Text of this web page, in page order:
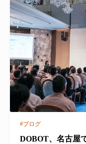
#ブログ
DOBOT、名古屋